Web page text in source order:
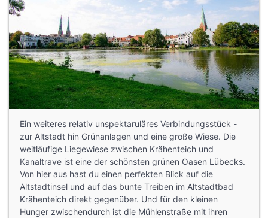
Ein weiteres relativ unspektaruläres Verbindungsstück -
zur Altstadt hin Grünanlagen und eine große Wiese. Die
weitläufige Liegewiese zwischen Krähenteich und
Kanaltrave ist eine der schönsten grünen Oasen Lübecks.
Von hier aus hast du einen perfekten Blick auf die
Altstadtinsel und auf das bunte Treiben im Altstadtbad
Krähenteich direkt gegenüber. Und für den kleinen
Hunger zwischendurch ist die Mühlenstraße mit ihren